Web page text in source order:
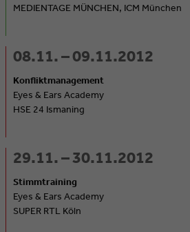
MEDIENTAGE MÜNCHEN, ICM München
08.11. – 09.11.2012
Konfliktmanagement
Eyes & Ears Academy
HSE 24 Ismaning
29.11. – 30.11.2012
Stimmtraining
Eyes & Ears Academy
SUPER RTL Köln